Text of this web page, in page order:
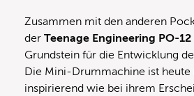
Zusammen mit den anderen
der Teenage Engineering PO-
Grundstein für die Entwicklung
Die Mini-Drummachine ist heute
inspirierend wie bei ihrem